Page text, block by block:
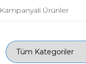
Kampanyali Ürünler